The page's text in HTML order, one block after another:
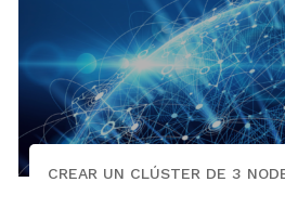
CREAR UN CLÚSTER DE 3